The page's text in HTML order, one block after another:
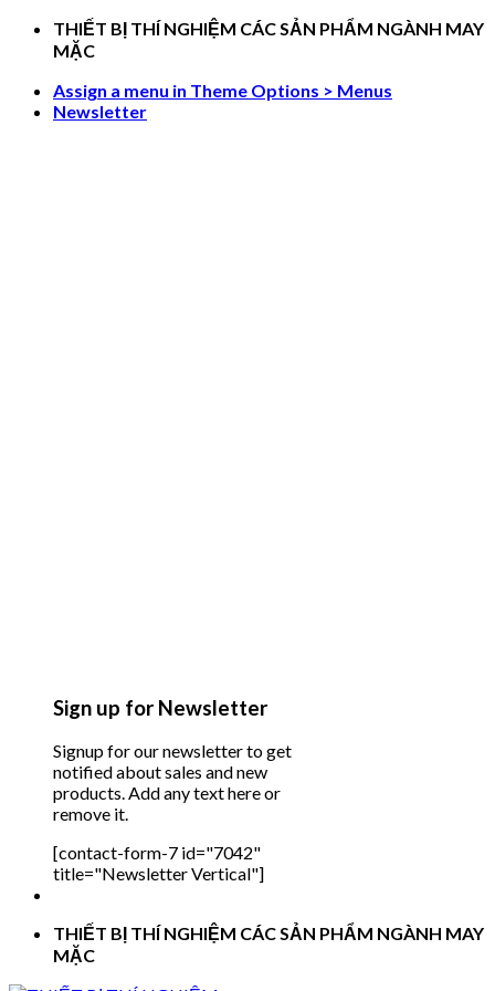
Skip
THIẾT BỊ THÍ NGHIỆM CÁC SẢN PHẨM NGÀNH MAY
MẶC
Assign a menu in Theme Options > Menus
Newsletter
Sign up for Newsletter
Signup for our newsletter to get
notified about sales and new
products. Add any text here or
remove it.
[contact-form-7 id="7042"
title="Newsletter Vertical"]
THIẾT BỊ THÍ NGHIỆM CÁC SẢN PHẨM NGÀNH MAY
MẶC